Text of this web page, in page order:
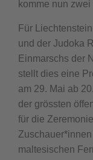
komme nun
Für
und der Judoka
Einmarschs der
stellt dies eine
am 29. Mai ab
der grössten
für die
maltesischen